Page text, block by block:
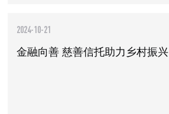
2024-10-21
金融向善 慈善信托助力乡村振兴